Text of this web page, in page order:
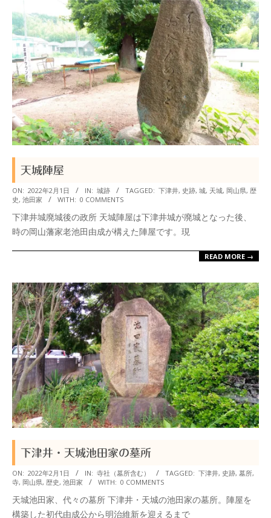
天城陣屋
2022-
02-
01
ON: 2022年2月1日 IN: 城跡 TAGGED: 下津井, 史跡, 城, 天城, 岡山県, 歴
史, 池田家 WITH: 0 COMMENTS
下津井城廃城後の政所 天城陣屋は下津井城が廃城となった後、
時の岡山藩家老池田由成が構えた陣屋です。現
READ MORE →
下津井・天城池田家の墓所
2022-
02-
01
ON: 2022年2月1日 IN: 寺社（墓所含む） TAGGED: 下津井, 史跡, 墓所,
寺, 岡山県, 歴史, 池田家 WITH: 0 COMMENTS
天城池田家、代々の墓所 下津井・天城の池田家の墓所。陣屋を
構築した初代由成公から明治維新を迎えるまで